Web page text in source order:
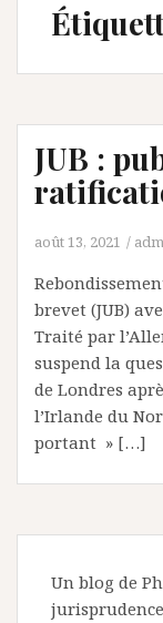
JUB :
août 13, 2021
brevet (JUB)
Traité par
suspend la
de Londres
l’Irlande du
portant » […]
Un blog de
jurisprudence